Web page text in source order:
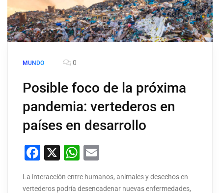
MUNDO 0
Posible foco de la próxima
pandemia: vertederos en
países en desarrollo
Facebook
X WhatsApp
La interacción entre humanos, animales y desechos en
vertederos podría desencadenar nuevas enfermedades,